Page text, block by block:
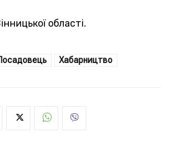
області.
Хабарництво